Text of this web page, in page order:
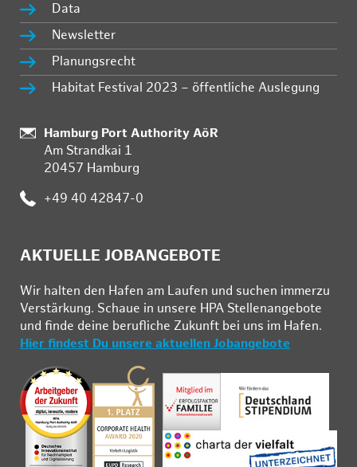
Data
Newsletter
Planungsrecht
Habitat Festival 2023 – öffentliche Auslegung
:
Hamburg Port Authority AöR
Am Strandkai 1
20457 Hamburg
: +49 40 42847-0
AKTUELLE JOBANGEBOTE
Wir hal­ten den Ha­fen am Lau­fen und su­chen im­mer­zu
Ver­stär­kung. Schau­e in un­se­re HPA Stel­len­an­ge­bo­te
und fin­de deine be­ruf­li­che Zu­kunft bei uns im Ha­fen.
Hier findest Du unsere aktuellen Jobangebote